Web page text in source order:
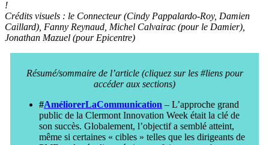
!
Crédits visuels : le Connecteur (Cindy Pappalardo-Roy, Damien
Caillard), Fanny Reynaud, Michel Calvairac (pour le Damier),
Jonathan Mazuel (pour Epicentre)
Résumé/sommaire de l’article (cliquez sur les #liens pour
accéder aux sections)
#AméliorerLaCommunication – L’approche grand
public de la Clermont Innovation Week était la clé de
son succès. Globalement, l’objectif a semblé atteint,
même si certaines « cibles » telles que les dirigeants de